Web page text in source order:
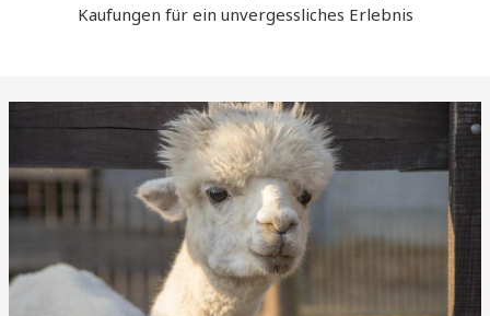
Kaufungen für ein unvergessliches Erlebnis